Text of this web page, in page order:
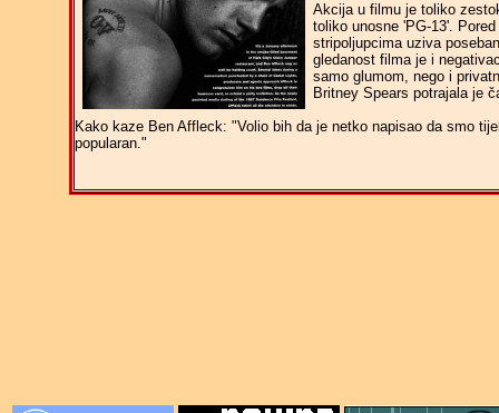
Akcija u filmu je toliko
toliko unosne 'PG-13'.
stripoljupcima uziva
gledanost filma je i
samo glumom, nego i
Britney Spears potrajala je
Kako kaze Ben Affleck: "Volio bih da je netko napisao da smo
popularan."